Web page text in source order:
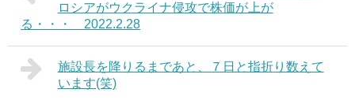
ロシアがウクライナ侵攻で株価が上が
る・・・ 2022.2.28
施設長を降りるまであと、７日と指折り数えて
います(笑)